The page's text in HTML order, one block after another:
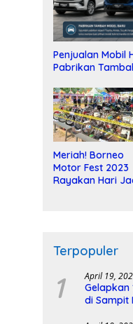
Penjualan Mobil
Pabrikan
Meriah! Borneo
Motor Fest 2023
Rayakan Hari
Terpopuler
1 April 19,
Gelapkan
di Sampit